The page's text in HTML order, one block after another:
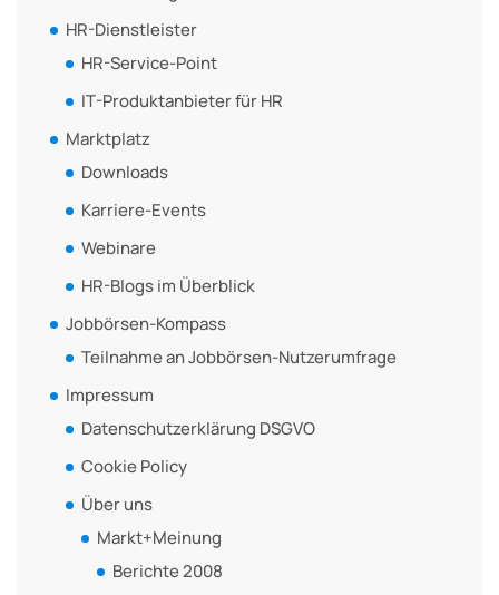
HR-Dienstleister
HR-Service-Point
IT-Produktanbieter für HR
Marktplatz
Downloads
Karriere-Events
Webinare
HR-Blogs im Überblick
Jobbörsen-Kompass
Teilnahme an Jobbörsen-Nutzerumfrage
Impressum
Datenschutzerklärung DSGVO
Cookie Policy
Über uns
Markt+Meinung
Berichte 2008